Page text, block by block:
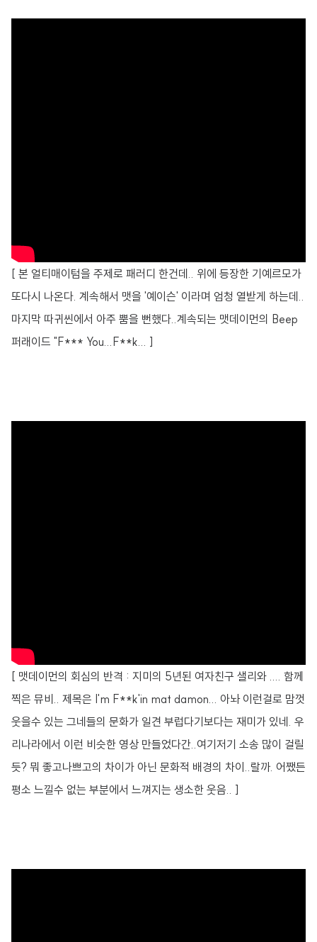
[ 본 얼티매이텀을 주제로 패러디 한건데.. 위에 등장한 기예르모가
또다시 나온다. 계속해서 맷을 '예이슨' 이라며 엄청 열받게 하는데..
마지막 따귀씬에서 아주 뿜을 뻔했다..계속되는 맷데이먼의 Beep
퍼래이드 "F*** You...F**k... ]
[ 맷데이먼의 회심의 반격 : 지미의 5년된 여자친구 샐리와 .... 함께
찍은 뮤비.. 제목은 I'm F**k'in mat damon... 아놔 이런걸로 맘껏
웃을수 있는 그네들의 문화가 일견 부럽다기보다는 재미가 있네. 우
리나라에서 이런 비슷한 영상 만들었다간..여기저기 소송 많이 걸릴
듯? 뭐 좋고나쁘고의 차이가 아닌 문화적 배경의 차이..랄까. 어쨌든
평소 느낄수 없는 부분에서 느껴지는 생소한 웃음.. ]